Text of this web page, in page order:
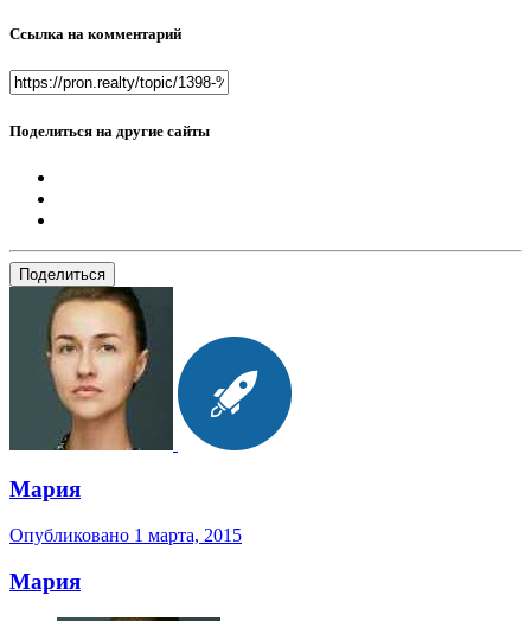
Ссылка на комментарий
Поделиться на другие сайты
Поделиться
Мария
Опубликовано 1 марта, 2015
Мария